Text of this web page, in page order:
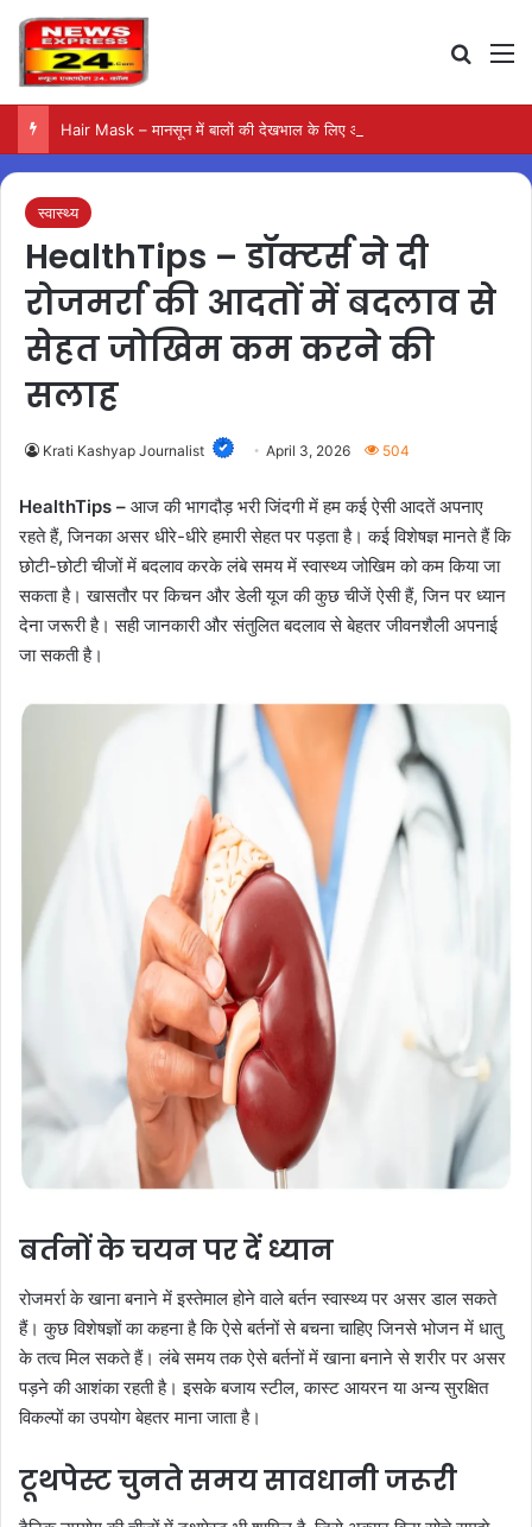
Hair Mask – मानसून में बालों की देखभाल के लिए आजमाएं अंडे का मास्क
स्वास्थ्य
HealthTips – डॉक्टर्स ने दी
रोजमर्रा की आदतों में बदलाव से
सेहत जोखिम कम करने की
सलाह
Krati Kashyap Journalist April 3, 2026 504
HealthTips – आज की भागदौड़ भरी जिंदगी में हम कई ऐसी आदतें अपनाए
रहते हैं, जिनका असर धीरे-धीरे हमारी सेहत पर पड़ता है। कई विशेषज्ञ मानते हैं कि
छोटी-छोटी चीजों में बदलाव करके लंबे समय में स्वास्थ्य जोखिम को कम किया जा
सकता है। खासतौर पर किचन और डेली यूज की कुछ चीजें ऐसी हैं, जिन पर ध्यान
देना जरूरी है। सही जानकारी और संतुलित बदलाव से बेहतर जीवनशैली अपनाई
जा सकती है।
बर्तनों के चयन पर दें ध्यान
रोजमर्रा के खाना बनाने में इस्तेमाल होने वाले बर्तन स्वास्थ्य पर असर डाल सकते
हैं। कुछ विशेषज्ञों का कहना है कि ऐसे बर्तनों से बचना चाहिए जिनसे भोजन में धातु
के तत्व मिल सकते हैं। लंबे समय तक ऐसे बर्तनों में खाना बनाने से शरीर पर असर
पड़ने की आशंका रहती है। इसके बजाय स्टील, कास्ट आयरन या अन्य सुरक्षित
विकल्पों का उपयोग बेहतर माना जाता है।
टूथपेस्ट चुनते समय सावधानी जरूरी